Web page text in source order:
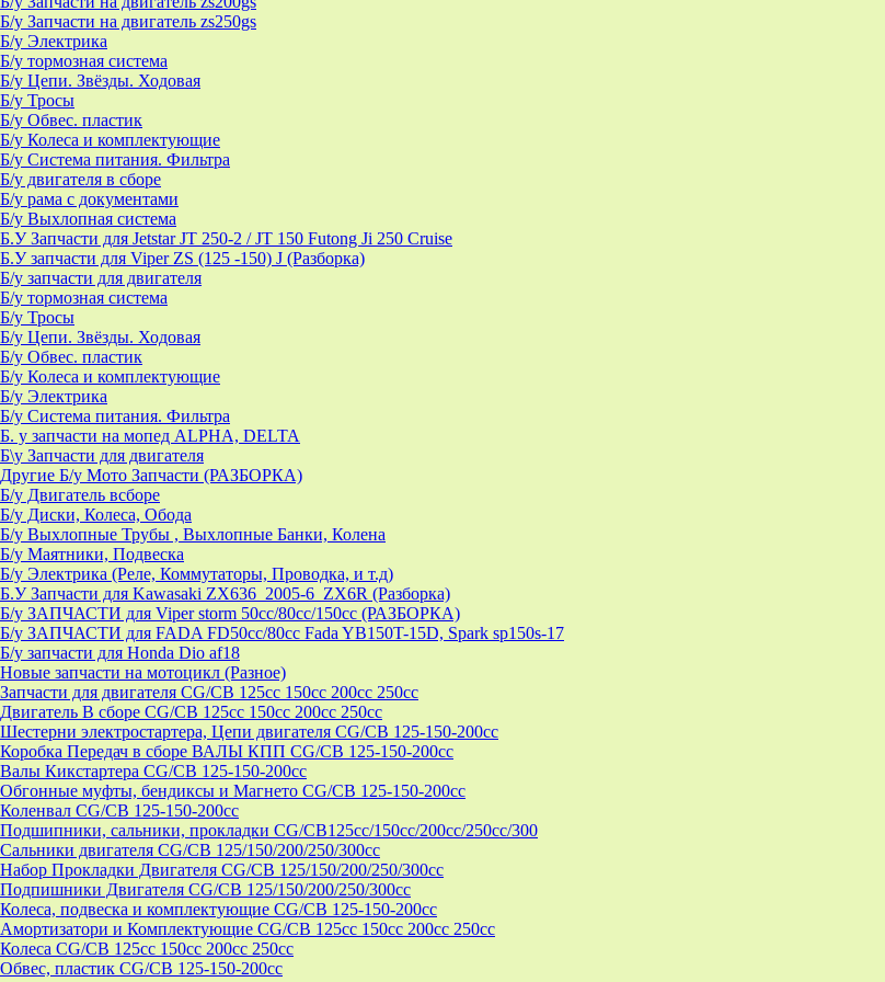
Б/у Запчасти на двигатель zs250gs
Б/у Электрика
Б/у тормозная система
Б/у Цепи. Звёзды. Ходовая
Б/у Тросы
Б/у Обвес. пластик
Б/у Колеса и комплектующие
Б/у Система питания. Фильтра
Б/у двигателя в сборе
Б/у рама с документами
Б/у Выхлопная система
Б.У Запчасти для Jetstar JT 250-2 / JT 150 Futong Ji 250 Cruise
Б.У запчасти для Viper ZS (125 -150) J (Разборка)
Б/у запчасти для двигателя
Б/у тормозная система
Б/у Тросы
Б/у Цепи. Звёзды. Ходовая
Б/у Обвес. пластик
Б/у Колеса и комплектующие
Б/у Электрика
Б/у Система питания. Фильтра
Б. у запчасти на мопед ALPHA, DELTA
Б\у Запчасти для двигателя
Другие Б/у Мото Запчасти (РАЗБОРКА)
Б/у Двигатель всборе
Б/у Диски, Колеса, Обода
Б/у Выхлопные Трубы , Выхлопные Банки, Колена
Б/у Маятники, Подвеска
Б/у Электрика (Реле, Коммутаторы, Проводка, и т.д)
Б.У Запчасти для Kawasaki ZX636_2005-6_ZX6R (Разборка)
Б/у ЗАПЧАСТИ для Viper storm 50cc/80cc/150cc (РАЗБОРКА)
Б/у ЗАПЧАСТИ для FADA FD50cc/80cc Fada YB150T-15D, Spark sp150s-17
Б/у запчасти для Honda Dio af18
Новые запчасти на мотоцикл (Разное)
Запчасти для двигателя CG/CB 125cc 150cc 200cc 250cc
Двигатель В сборе CG/CB 125cc 150cc 200cc 250cc
Шестерни электростартера, Цепи двигателя CG/CB 125-150-200cc
Коробка Передач в сборе ВАЛЫ КПП CG/CB 125-150-200cc
Валы Кикстартера CG/CB 125-150-200cc
Обгонные муфты, бендиксы и Магнето CG/CB 125-150-200cc
Коленвал CG/CB 125-150-200cc
Подшипники, сальники, прокладки CG/CB125сс/150cc/200cc/250cc/300
Сальники двигателя CG/CB 125/150/200/250/300cc
Набор Прокладки Двигателя CG/CB 125/150/200/250/300cc
Подпишники Двигателя CG/CB 125/150/200/250/300cc
Колеса, подвеска и комплектующие CG/CB 125-150-200cc
Амортизатори и Комплектующие CG/CB 125cc 150cc 200cc 250cc
Колеса CG/CB 125cc 150cc 200cc 250cc
Обвес, пластик CG/CB 125-150-200cc